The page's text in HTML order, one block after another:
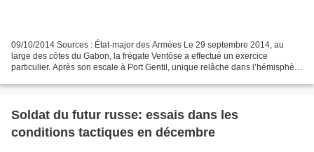
09/10/2014 Sources : État-major des Armées Le 29 septembre 2014, au
large des côtes du Gabon, la frégate Ventôse a effectué un exercice
particulier. Après son escale à Port Gentil, unique relâche dans l’hémisphère
Soldat du futur russe: essais dans les
conditions tactiques en décembre